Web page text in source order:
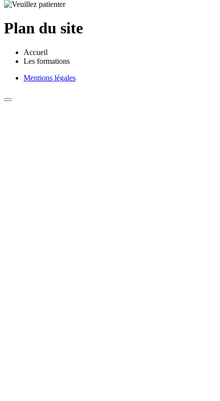
Plan du site
Accueil
Les formations
Mentions légales